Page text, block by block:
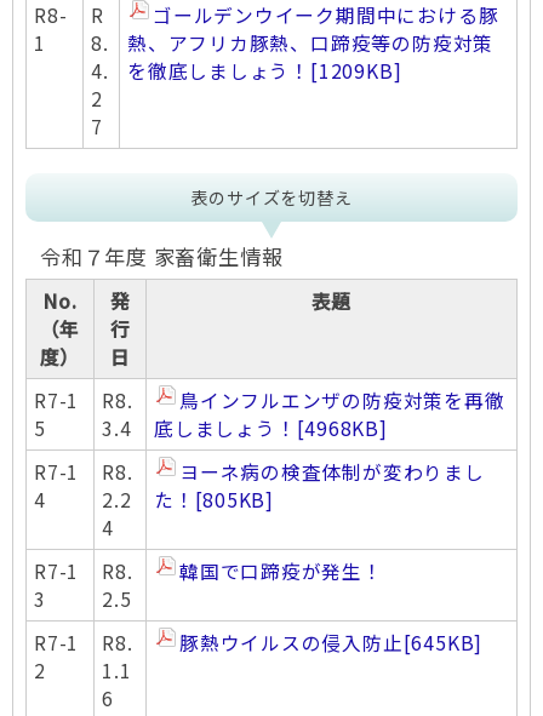
R8-
1
R
8.
4.
2
7
ゴールデンウイーク期間中における豚
熱、アフリカ豚熱、口蹄疫等の防疫対策
を徹底しましょう！ [1209KB]
表のサイズを切替え
令和７年度 家畜衛生情報
No.
（年
度）
発
行
日
表題
R7-1
5
R8.
3.4
鳥インフルエンザの防疫対策を再徹
底しましょう！ [4968KB]
R7-1
4
R8.
2.2
4
ヨーネ病の検査体制が変わりまし
た！ [805KB]
R7-1
3
R8.
2.5
韓国で口蹄疫が発生！
R7-1
2
R8.
1.1
6
豚熱ウイルスの侵入防止[645KB]